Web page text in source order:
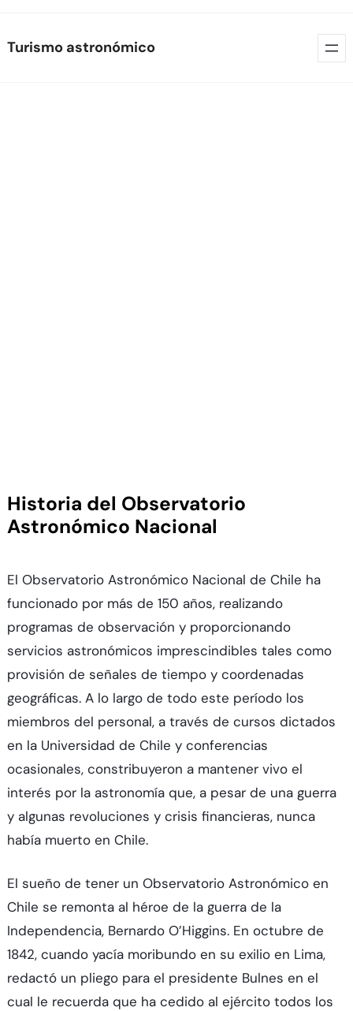
to
Turismo astronómico
Historia del Observatorio
Astronómico Nacional
El Observatorio Astronómico Nacional de Chile ha
funcionado por más de 150 años, realizando
programas de observación y proporcionando
servicios astronómicos imprescindibles tales como
provisión de señales de tiempo y coordenadas
geográficas. A lo largo de todo este período los
miembros del personal, a través de cursos dictados
en la Universidad de Chile y conferencias
ocasionales, constribuyeron a mantener vivo el
interés por la astronomía que, a pesar de una guerra
y algunas revoluciones y crisis financieras, nunca
había muerto en Chile.
El sueño de tener un Observatorio Astronómico en
Chile se remonta al héroe de la guerra de la
Independencia, Bernardo O’Higgins. En octubre de
1842, cuando yacía moribundo en su exilio en Lima,
redactó un pliego para el presidente Bulnes en el
cual le recuerda que ha cedido al ejército todos los